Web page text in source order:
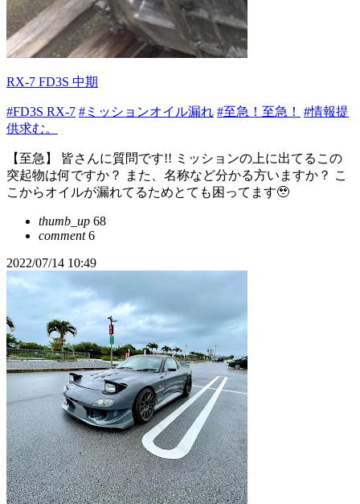
RX-7 FD3S 中期
#FD3S RX-7 #ミッションオイル漏れ #至急！至急！
#情報提
供求む。
【至急】 皆さんに質問です!! ミッションの上に出てるこの
突起物は何ですか？ また、名称など分かる方いますか？ こ
こからオイルが漏れてるためとても困ってます🥹
thumb_up 68
comment6
2022/07/14 10:49